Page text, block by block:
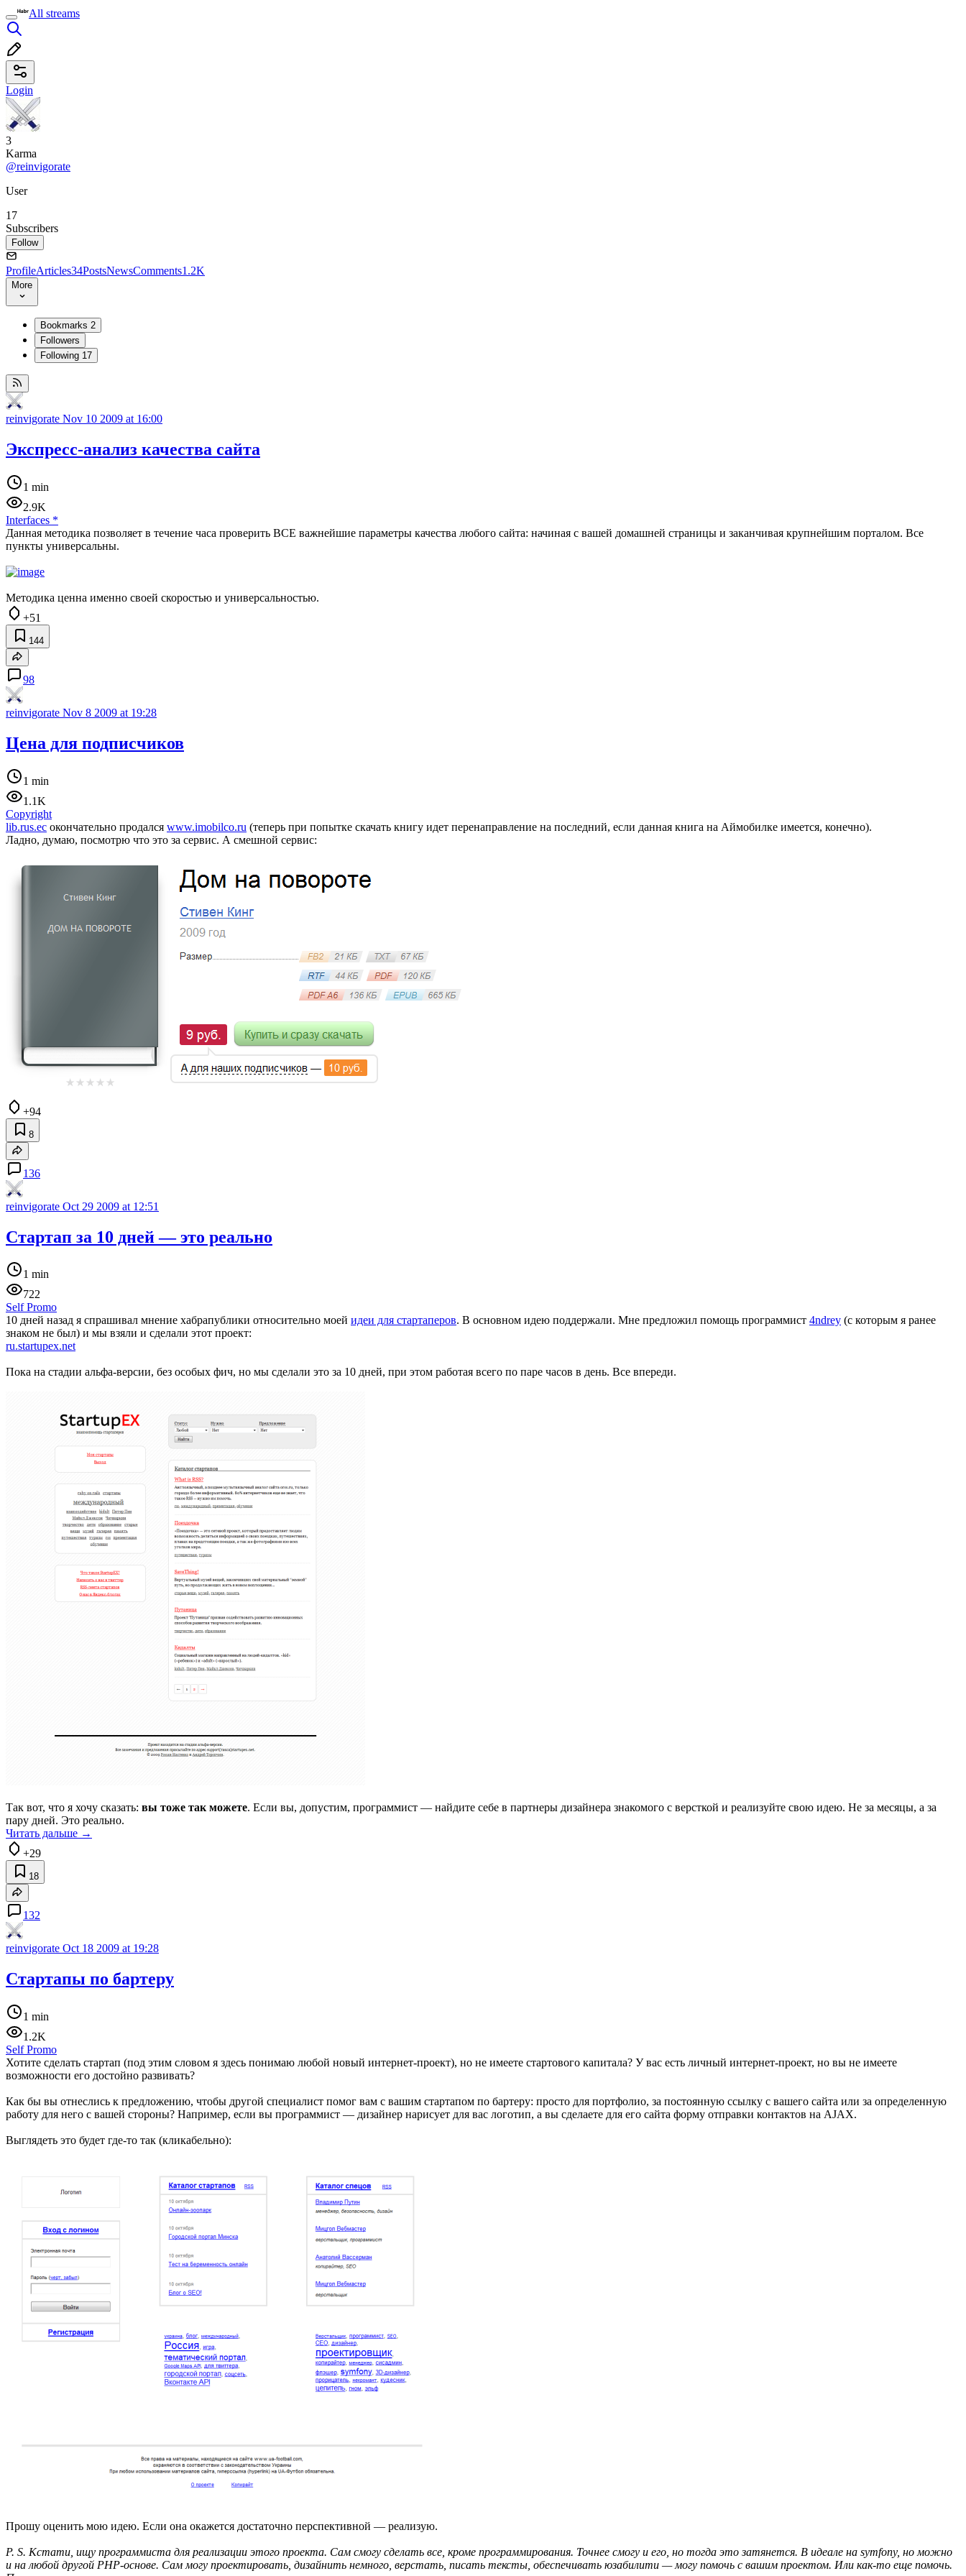
All streams
Login
3
Karma
@reinvigorate
User
17
Subscribers
Follow
ProfileArticles34PostsNewsComments1.2K
More
Bookmarks 2
Followers
Following 17
reinvigorate Nov 10 2009 at 16:00
Экспресс-анализ качества сайта
1 min
2.9K
Interfaces *
Данная методика позволяет в течение часа проверить ВСЕ важнейшие параметры качества любого сайта: начиная с вашей домашней страницы и заканчивая крупнейшим порталом. Все
пункты универсальны.
Методика ценна именно своей скоростью и универсальностью.
+51
144
98
reinvigorate Nov 8 2009 at 19:28
Цена для подписчиков
1 min
1.1K
Copyright
lib.rus.ec окончательно продался www.imobilco.ru (теперь при попытке скачать книгу идет перенаправление на последний, если данная книга на Аймобилке имеется, конечно).
Ладно, думаю, посмотрю что это за сервис. А смешной сервис:
+94
8
136
reinvigorate Oct 29 2009 at 12:51
Стартап за 10 дней — это реально
1 min
722
Self Promo
10 дней назад я спрашивал мнение хабрапублики относительно моей идеи для стартаперов. В основном идею поддержали. Мне предложил помощь программист 4ndrey (с которым я ранее
знаком не был) и мы взяли и сделали этот проект:
ru.startupex.net
Пока на стадии альфа-версии, без особых фич, но мы сделали это за 10 дней, при этом работая всего по паре часов в день. Все впереди.
Так вот, что я хочу сказать: вы тоже так можете. Если вы, допустим, программист — найдите себе в партнеры дизайнера знакомого с версткой и реализуйте свою идею. Не за месяцы, а за
пару дней. Это реально.
Читать дальше →
+29
18
132
reinvigorate Oct 18 2009 at 19:28
Стартапы по бартеру
1 min
1.2K
Self Promo
Хотите сделать стартап (под этим словом я здесь понимаю любой новый интернет-проект), но не имеете стартового капитала? У вас есть личный интернет-проект, но вы не имеете
возможности его достойно развивать?
Как бы вы отнеслись к предложению, чтобы другой специалист помог вам с вашим стартапом по бартеру: просто для портфолио, за постоянную ссылку с вашего сайта или за определенную
работу для него с вашей стороны? Например, если вы программист — дизайнер нарисует для вас логотип, а вы сделаете для его сайта форму отправки контактов на AJAX.
Выглядеть это будет где-то так (кликабельно):
Прошу оценить мою идею. Если она окажется достаточно перспективной — реализую.
P. S. Кстати, ищу программиста для реализации этого проекта. Сам смогу сделать все, кроме программирования. Точнее смогу и его, но тогда это затянется. В идеале на symfony, но можно
и на любой другой PHP-основе. Сам могу проектировать, дизайнить немного, верстать, писать тексты, обеспечивать юзабилити — могу помочь с вашим проектом. Или как-то еще помочь.